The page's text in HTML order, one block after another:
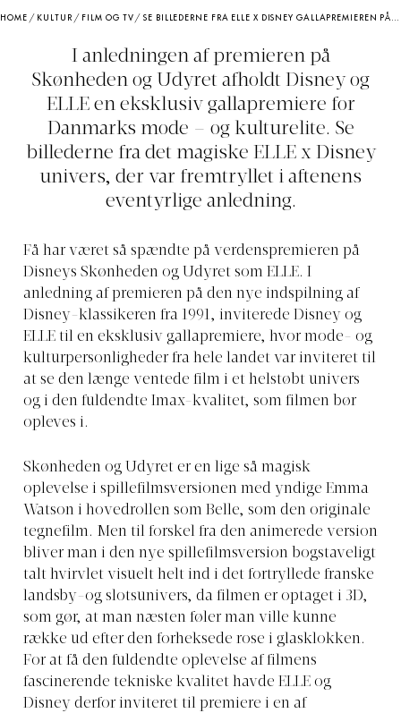
HOME / KULTUR / FILM OG TV /SE BILLEDERNE FRA ELLE X DISNEY GALLAPREMIEREN PÅ SKØNHEDEN OG UDYRET
I anledningen af premieren på
Skønheden og Udyret afholdt Disney og
ELLE en eksklusiv gallapremiere for
Danmarks mode – og kulturelite. Se
billederne fra det magiske ELLE x Disney
univers, der var fremtryllet i aftenens
eventyrlige anledning.
Få har været så spændte på verdenspremieren på
Disneys Skønheden og Udyret som ELLE. I
anledning af premieren på den nye indspilning af
Disney-klassikeren fra 1991, inviterede Disney og
ELLE til en eksklusiv gallapremiere, hvor mode- og
kulturpersonligheder fra hele landet var inviteret til
at se den længe ventede film i et helstøbt univers
og i den fuldendte Imax-kvalitet, som filmen bør
opleves i.
Skønheden og Udyret er en lige så magisk
oplevelse i spillefilmsversionen med yndige Emma
Watson i hovedrollen som Belle, som den originale
tegnefilm. Men til forskel fra den animerede version
bliver man i den nye spillefilmsversion bogstaveligt
talt hvirvlet visuelt helt ind i det fortryllede franske
landsby-og slotsunivers, da filmen er optaget i 3D,
som gør, at man næsten føler man ville kunne
række ud efter den forheksede rose i glasklokken.
For at få den fuldendte oplevelse af filmens
fascinerende tekniske kvalitet havde ELLE og
Disney derfor inviteret til premiere i en af